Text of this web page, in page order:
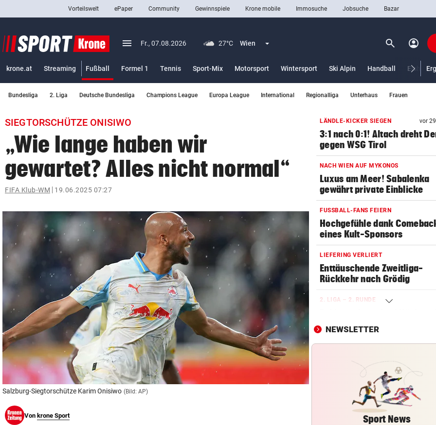
closeSchließen
Abonnieren
bookmark
search
Suchbegriff
eingeben
© Krone Multimedia GmbH & Co KG 2026
Muthgasse 2, 1190 Wien
Vorteilswelt ePaper Community Gewinnspiele Krone mobile Immosuche Jobsuche Bazar
menu Menü aufklappen
Fr., 07.08.2026 27°C Wien Menü aufklappen search Suchen
account_circle
krone.at Streaming Fußball
Formel 1
Tennis Sport-Mix Motorsport Wintersport Ski Alpin Handball
Bundesliga 2. Liga Deutsche Bundesliga Champions League Europa League International Regionalliga Unterhaus Frauen
SIEGTORSCHÜTZE ONISIWO
„Wie lange haben wir
gewartet? Alles nicht normal“
FIFA Klub-WM 19.06.2025 07:27
Salzburg-Siegtorschütze Karim Onisiwo (Bild: AP)
Von krone Sport
LÄNDLE-KICKER SIEGEN vor
3:1 nach 0:1! Altach dreht
gegen WSG Tirol
NACH WIEN AUF MYKONOS
Luxus am Meer! Sabalenka
gewährt private Einblicke
FUSSBALL-FANS FEIERN
Hochgefühle dank
eines Kult-Sponsors
LIEFERING VERLIERT
Enttäuschende Zweitliga-
Rückkehr nach Grödig
2. LIGA – 2. RUNDE
für St. Pölten
IN GREENSBORO
den Cut vorzeitig
SCHRIEB WM-GESCHICHTE
Bayern kassiert Millionen –
Transfer-Clou
NEWSLETTER
Sport News